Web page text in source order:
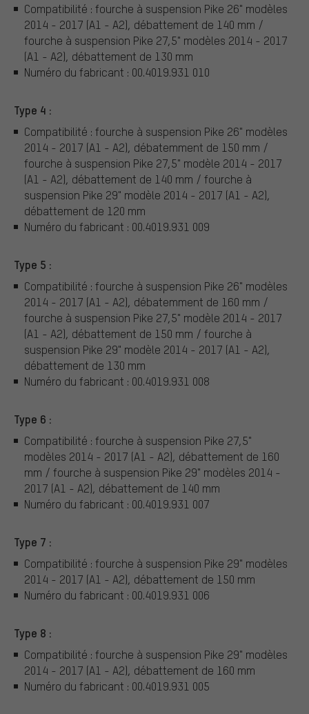
Compatibilité : fourche à suspension Pike 26" modèles
2014 - 2017 (A1 - A2), débattement de 140 mm /
fourche à suspension Pike 27,5" modèles 2014 - 2017
(A1 - A2), débattement de 130 mm
Numéro du fabricant : 00.4019.931 010
Type 4 :
Compatibilité : fourche à suspension Pike 26" modèles
2014 - 2017 (A1 - A2), débatemment de 150 mm /
fourche à suspension Pike 27,5" modèle 2014 - 2017
(A1 - A2), débattement de 140 mm / fourche à
suspension Pike 29" modèle 2014 - 2017 (A1 - A2),
débattement de 120 mm
Numéro du fabricant : 00.4019.931 009
Type 5 :
Compatibilité : fourche à suspension Pike 26" modèles
2014 - 2017 (A1 - A2), débatemment de 160 mm /
fourche à suspension Pike 27,5" modèle 2014 - 2017
(A1 - A2), débattement de 150 mm / fourche à
suspension Pike 29" modèle 2014 - 2017 (A1 - A2),
débattement de 130 mm
Numéro du fabricant : 00.4019.931 008
Type 6 :
Compatibilité : fourche à suspension Pike 27,5"
modèles 2014 - 2017 (A1 - A2), débattement de 160
mm / fourche à suspension Pike 29" modèles 2014 -
2017 (A1 - A2), débattement de 140 mm
Numéro du fabricant : 00.4019.931 007
Type 7 :
Compatibilité : fourche à suspension Pike 29" modèles
2014 - 2017 (A1 - A2), débattement de 150 mm
Numéro du fabricant : 00.4019.931 006
Type 8 :
Compatibilité : fourche à suspension Pike 29" modèles
2014 - 2017 (A1 - A2), débattement de 160 mm
Numéro du fabricant : 00.4019.931 005